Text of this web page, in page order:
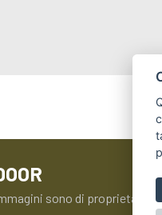
sono di proprietà del